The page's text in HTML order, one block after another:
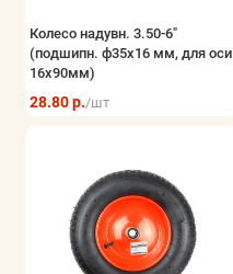
Колесо надувн. 3.50-6"
(подшипн. ф35x16 мм, для оси
16x90мм)
28.80 р./шт